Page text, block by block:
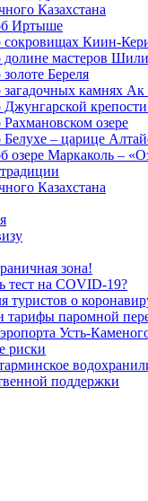
Казахстана
Иртыше
сокровищах Киин-
долине мастеров
Береля
загадочных камнях
Джунгарской
Рахмановском озере
Белухе – царице
озере Маркаколь –
Казахстана
зона!
тест на COVID-19?
туристов о
тарифы паромной
Усть-
риски
поддержки